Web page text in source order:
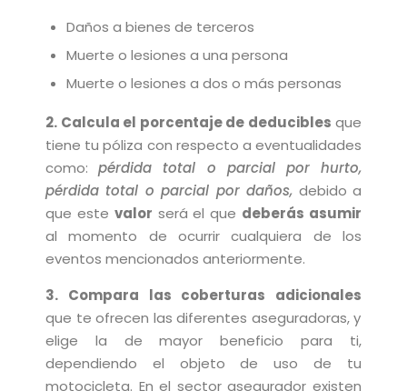
Daños a bienes de terceros
Muerte o lesiones a una persona
Muerte o lesiones a dos o más personas
2. Calcula el porcentaje de deducibles que
tiene tu póliza con respecto a eventualidades
como:pérdida total o parcial por hurto,
pérdida total o parcial por daños, debido a
que este valor será el que deberás asumir
al momento de ocurrir cualquiera de los
eventos mencionados anteriormente.
3. Compara las coberturas adicionales
que te ofrecen las diferentes aseguradoras, y
elige la de mayor beneficio para ti,
dependiendo el objeto de uso de tu
motocicleta. En el sector asegurador existen